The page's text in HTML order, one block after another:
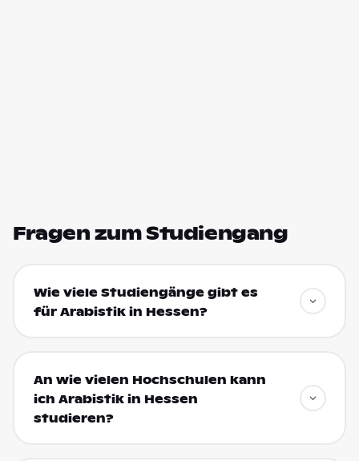
Fragen zum Studiengang
Wie viele Studiengänge gibt es
für Arabistik in Hessen?
An wie vielen Hochschulen kann
ich Arabistik in Hessen
studieren?